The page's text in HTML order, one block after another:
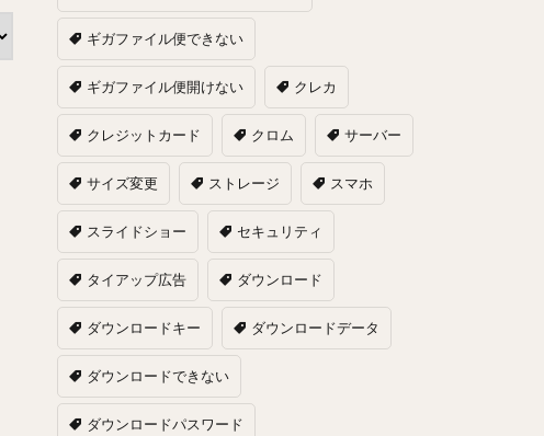
ギガファイル便できない
ギガファイル便開けない クレカ
クレジットカード クロム サーバー
サイズ変更 ストレージ スマホ
スライドショー セキュリティ
タイアップ広告 ダウンロード
ダウンロードキー ダウンロードデータ
ダウンロードできない
ダウンロードパスワード